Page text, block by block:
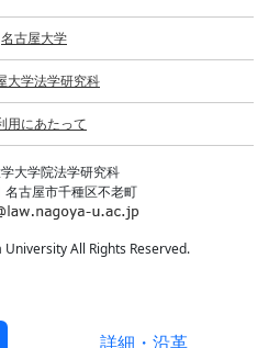
詳細・沿革
名古屋大学
大学法学研究科
用にあたって
大学院法学研究科
古屋市千種区不老町
All Rights Reserved.